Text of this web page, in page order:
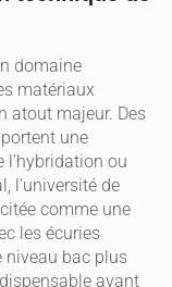
domaine
matériaux
atout majeur. Des
une
l’hybridation ou
l’université de
comme une
les écuries
niveau bac plus
avant